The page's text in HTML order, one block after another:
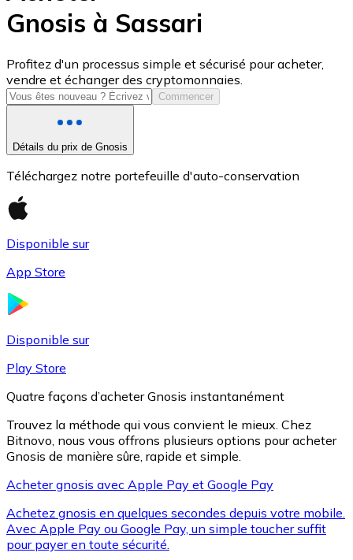
USD Coin
USDC
XRP
XRP
Gnosis à Sassari
Profitez d'un processus simple et sécurisé pour acheter,
vendre et échanger des cryptomonnaies.
Commencer
Détails du prix de Gnosis
Téléchargez notre portefeuille d'auto-conservation
Disponible sur
App Store
Disponible sur
Play Store
Quatre façons d’acheter Gnosis instantanément
Trouvez la méthode qui vous convient le mieux. Chez
Bitnovo, nous vous offrons plusieurs options pour acheter
Gnosis de manière sûre, rapide et simple.
Acheter gnosis avec Apple Pay et Google Pay
Achetez gnosis en quelques secondes depuis votre mobile.
Avec Apple Pay ou Google Pay, un simple toucher suffit
pour payer en toute sécurité.